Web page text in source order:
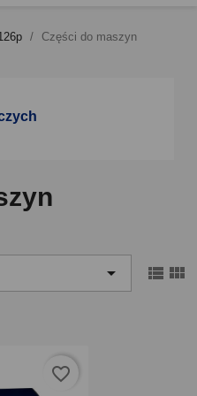
Części do maszyn
  
favorite_border